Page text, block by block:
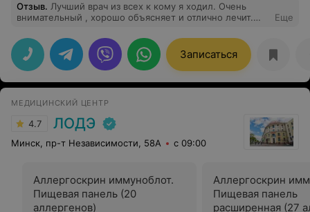
Отзыв. Лучший врач из всех к кому я ходил. Очень
внимательный , хорошо объясняет и отлично лечит.
это самый лучший. Если хотите ходить здоровым ,то
только к Гайко Виктор Иванович. До этого лечил
колени у других врачей и никто толком ничего сказать
не мог и назначить правильное лечение, ходил
мучился. Попал на прием к Гайко и он быстро мне все
Еще
Записаться
МЕДИЦИНСКИЙ ЦЕНТР
4.7 ЛОДЭ
Минск, пр-т Независимости, 58А с 09:00
Аллергоскрин иммуноблот.
Пищевая панель (20
аллергенов)
Аллергоскрин
Пищевая панель
расширенная (27